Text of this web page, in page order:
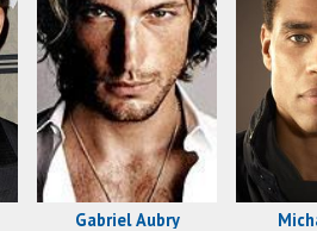
Gabriel Aubry